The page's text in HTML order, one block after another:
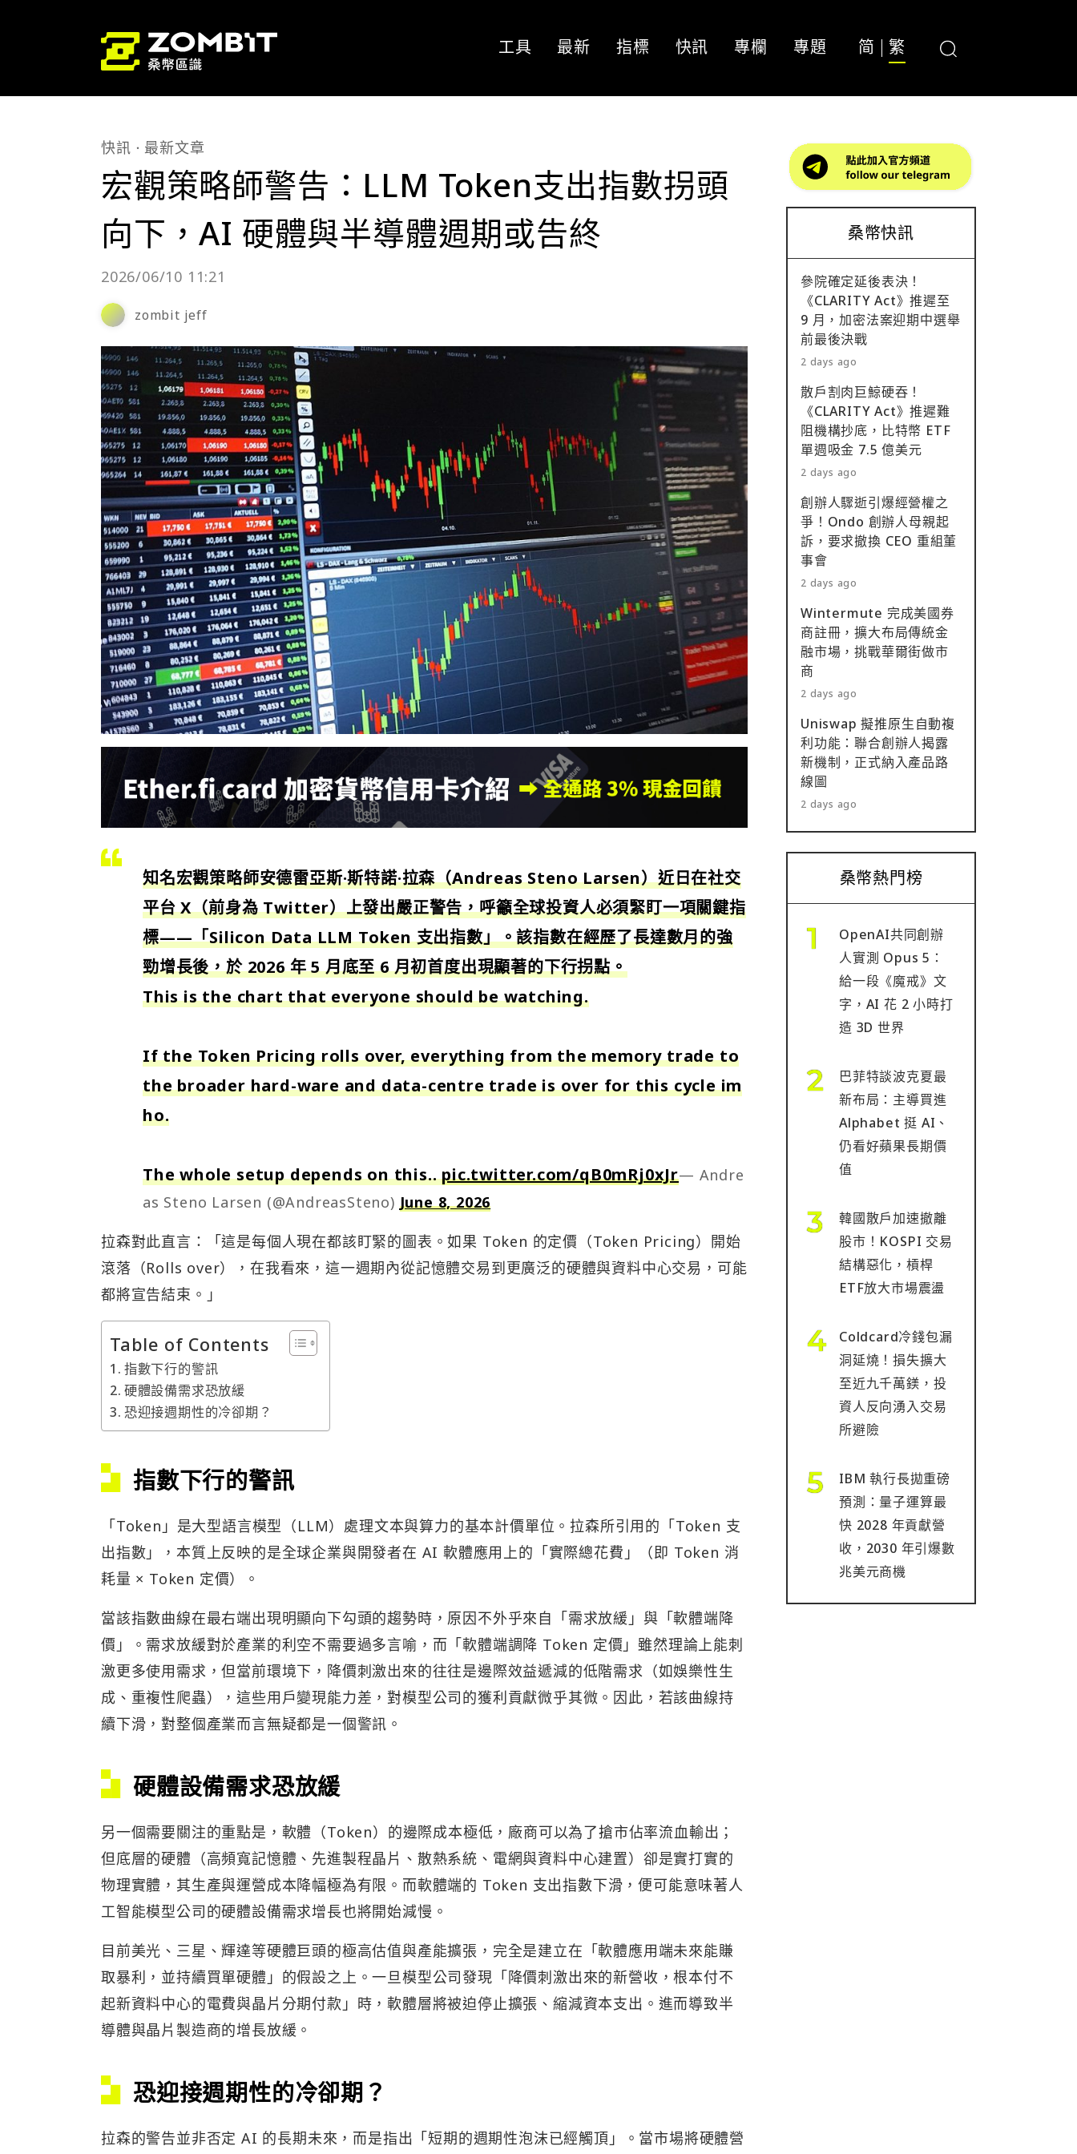
工具 最新 指標 快訊 專欄 專題 简 繁
快訊 最新文章
宏觀策略師警告：LLM Token支出指數拐頭
向下，AI 硬體與半導體週期或告終
2026/06/10 11:21
zombit jeff
知名宏觀策略師安德雷亞斯·斯特諾·拉森（Andreas Steno Larsen）近日在社交
平台 X（前身為 Twitter）上發出嚴正警告，呼籲全球投資人必須緊盯一項關鍵指
標——「Silicon Data LLM Token 支出指數」。該指數在經歷了長達數月的強
勁增長後，於 2026 年 5 月底至 6 月初首度出現顯著的下行拐點。
This is the chart that everyone should be watching.
If the Token Pricing rolls over, everything from the memory trade to
the broader hard-ware and data-centre trade is over for this cycle im
ho.
The whole setup depends on this..pic.twitter.com/qB0mRj0xJr— Andre
as Steno Larsen (@AndreasSteno) June 8, 2026
拉森對此直言：「這是每個人現在都該盯緊的圖表。如果 Token 的定價（Token Pricing）開始
滾落（Rolls over），在我看來，這一週期內從記憶體交易到更廣泛的硬體與資料中心交易，可能
都將宣告結束。」
Table of Contents
指數下行的警訊
硬體設備需求恐放緩
恐迎接週期性的冷卻期？
指數下行的警訊
「Token」是大型語言模型（LLM）處理文本與算力的基本計價單位。拉森所引用的「Token 支
出指數」，本質上反映的是全球企業與開發者在 AI 軟體應用上的「實際總花費」（即 Token 消
耗量 × Token 定價）。
當該指數曲線在最右端出現明顯向下勾頭的趨勢時，原因不外乎來自「需求放緩」與「軟體端降
價」。需求放緩對於產業的利空不需要過多言喻，而「軟體端調降 Token 定價」雖然理論上能刺
激更多使用需求，但當前環境下，降價刺激出來的往往是邊際效益遞減的低階需求（如娛樂性生
成、重複性爬蟲），這些用戶變現能力差，對模型公司的獲利貢獻微乎其微。因此，若該曲線持
續下滑，對整個產業而言無疑都是一個警訊。
硬體設備需求恐放緩
另一個需要關注的重點是，軟體（Token）的邊際成本極低，廠商可以為了搶市佔率流血輸出；
但底層的硬體（高頻寬記憶體、先進製程晶片、散熱系統、電網與資料中心建置）卻是實打實的
物理實體，其生產與運營成本降幅極為有限。而軟體端的 Token 支出指數下滑，便可能意味著人
工智能模型公司的硬體設備需求增長也將開始減慢。
目前美光、三星、輝達等硬體巨頭的極高估值與產能擴張，完全是建立在「軟體應用端未來能賺
取暴利，並持續買單硬體」的假設之上。一旦模型公司發現「降價刺激出來的新營收，根本付不
起新資料中心的電費與晶片分期付款」時，軟體層將被迫停止擴張、縮減資本支出。進而導致半
導體與晶片製造商的增長放緩。
恐迎接週期性的冷卻期？
拉森的警告並非否定 AI 的長期未來，而是指出「短期的週期性泡沫已經觸頂」。當市場將硬體營
桑幣快訊
參院確定延後表決！
《CLARITY Act》推遲至
9 月，加密法案迎期中選舉
前最後決戰
2 days ago
散戶割肉巨鯨硬吞！
《CLARITY Act》推遲難
阻機構抄底，比特幣 ETF
單週吸金 7.5 億美元
2 days ago
創辦人驟逝引爆經營權之
爭！Ondo 創辦人母親起
訴，要求撤換 CEO 重組董
事會
2 days ago
Wintermute 完成美國券
商註冊，擴大布局傳統金
融市場，挑戰華爾街做市
商
2 days ago
Uniswap 擬推原生自動複
利功能：聯合創辦人揭露
新機制，正式納入產品路
線圖
2 days ago
桑幣熱門榜
OpenAI共同創辦
人實測 Opus 5：
給一段《魔戒》文
字，AI 花 2 小時打
造 3D 世界
巴菲特談波克夏最
新布局：主導買進
Alphabet 挺 AI、
仍看好蘋果長期價
值
韓國散戶加速撤離
股市！KOSPI 交易
結構惡化，槓桿
ETF放大市場震盪
Coldcard冷錢包漏
洞延燒！損失擴大
至近九千萬鎂，投
資人反向湧入交易
所避險
IBM 執行長拋重磅
預測：量子運算最
快 2028 年貢獻營
收，2030 年引爆數
兆美元商機